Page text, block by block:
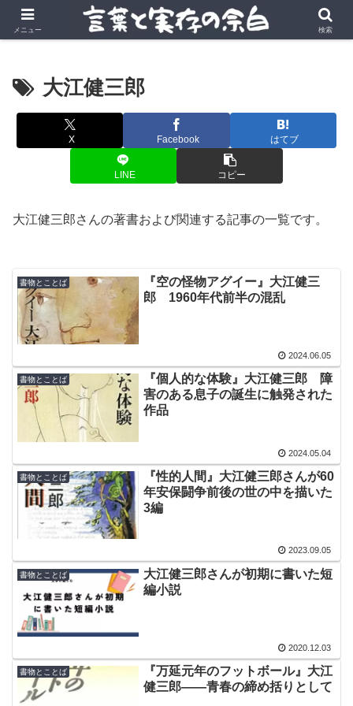
言葉の風景に、実存の深みを。
大江健三郎
X Facebook はてブ
LINE コピー
大江健三郎さんの著書および関連する記事の一覧です。
書物とことば
『空の怪物アグイー』大江健三
郎 1960年代前半の混乱
2024.06.05
書物とことば
『個人的な体験』大江健三郎 障
害のある息子の誕生に触発された
作品
2024.05.04
書物とことば
『性的人間』大江健三郎さんが60
年安保闘争前後の世の中を描いた
3編
2023.09.05
書物とことば
大江健三郎さんが初期に書いた短
編小説
2020.12.03
書物とことば
『万延元年のフットボール』大江
健三郎――青春の締め括りとして
メニュー 検索